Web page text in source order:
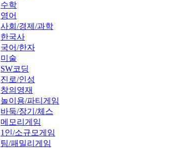
수학
영어
사회/경제/과학
한국사
국어/한자
미술
SW코딩
진로/인성
창의영재
놀이용/파티게임
바둑/장기/체스
메모리게임
1인/소규모게임
팀/패밀리게임